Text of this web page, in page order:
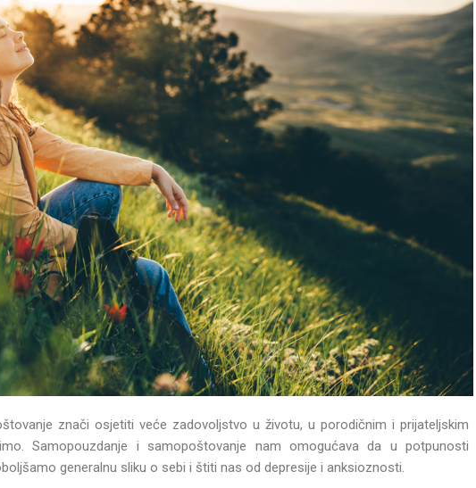
znači osjetiti veće zadovoljstvo u životu, u porodičnim i prijateljskim
Samopouzdanje i samopoštovanje nam omogućava da u potpunosti
generalnu sliku o sebi i štiti nas od depresije i anksioznosti.